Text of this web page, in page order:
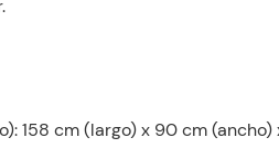
158 cm (largo) x 90 cm (ancho)